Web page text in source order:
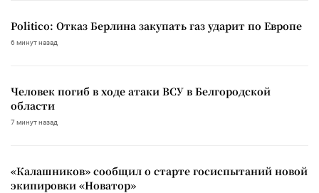
Politico: Отказ Берлина закупать газ ударит по Европе
6 минут назад
Человек погиб в ходе атаки ВСУ в Белгородской
области
7 минут назад
«Калашников» сообщил о старте госиспытаний новой
экипировки «Новатор»